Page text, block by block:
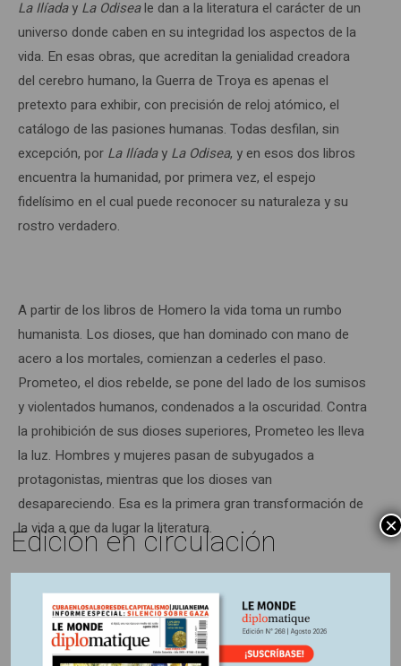
La Ilíaday La Odiseale dan a la literatura el carácter de un
universo donde caben en su integridad los aspectos de la
vida. En esas obras, que acreditan la genialidad creadora
del cerebro humano, la Guerra de Troya es apenas el
pretexto para exhibir, con precisión de reloj atómico, el
catálogo de las pasiones humanas. Todas desfilan, sin
excepción, por La Ilíaday La Odisea, y en esos dos libros
encuentra la humanidad, por primera vez, el espejo
fidelísimo en el cual puede reconocer su naturaleza y su
rostro verdadero.
A partir de los libros de Homero la vida toma un rumbo
humanista. Los dioses, que han dominado con mano de
acero a los mortales, comienzan a cederles el paso.
Prometeo, el dios rebelde, se pone del lado de los sumisos
y violentados humanos, condenados a la oscuridad. Contra
la prohibición de sus dioses superiores, Prometeo les lleva
la luz. Hombres y mujeres pasan de subyugados a
protagonistas, mientras que los dioses van
desapareciendo. Esa es la primera gran transformación de
la vida a que da lugar la literatura.
No obstante, la metamorfosis social generada por tamaño
cambio, derivó del politeísmo al monoteísmo. Una de los
obras más importantes y más influyentes de la literatura,
Edición en circulación ×